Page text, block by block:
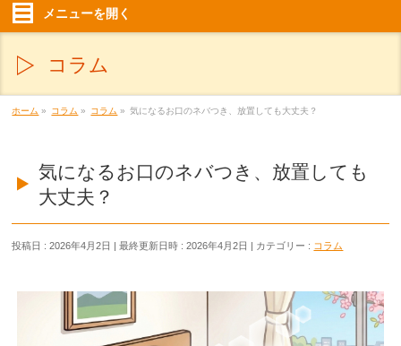
メニューを開く
コラム
ホーム » コラム » コラム » 気になるお口のネバつき、放置しても大丈夫？
気になるお口のネバつき、放置しても
大丈夫？
投稿日 : 2026年4月2日 最終更新日時 : 2026年4月2日 カテゴリー : コラム